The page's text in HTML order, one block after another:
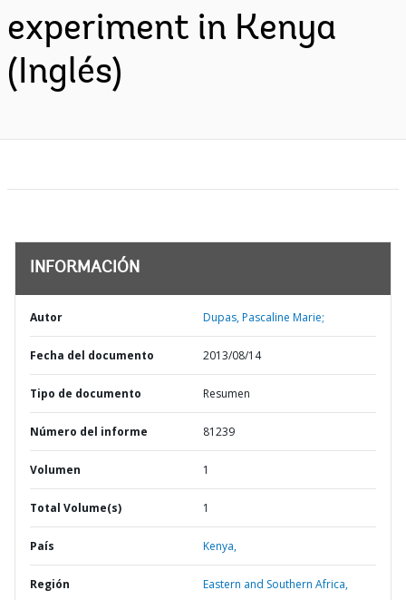
experiment in Kenya
(Inglés)
INFORMACIÓN
Autor Dupas, Pascaline Marie;
Fecha del documento 2013/08/14
Tipo de documento Resumen
Número del informe 81239
Volumen 1
Total Volume(s) 1
País Kenya,
Región Eastern and Southern Africa,